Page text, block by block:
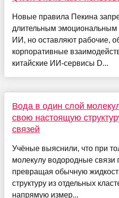
Новые правила Пекина
длительным эмоциональным
ИИ, но оставляют рабочие,
корпоративные
китайские ИИ-сервисы D...
Вода в один слой
свою настоящую
связей
Учёные выяснили, что при
молекулу водородные связи
превращая обычную
структуру из отдельных
напрямую измер...